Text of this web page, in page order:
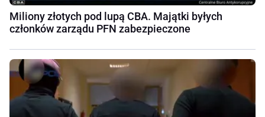
Miliony złotych pod lupą CBA. Majątki byłych
członków zarządu PFN zabezpieczone